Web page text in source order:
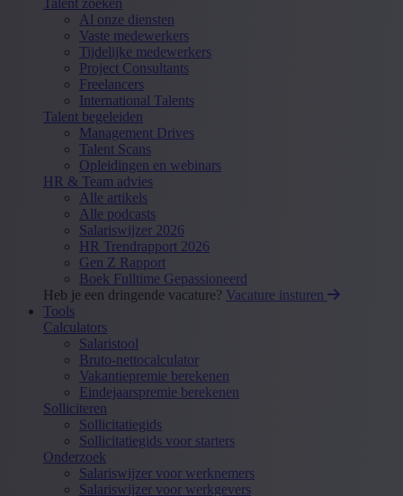
Al onze diensten
Vaste medewerkers
Tijdelijke medewerkers
Project Consultants
Freelancers
International Talents
Talent begeleiden
Management Drives
Talent Scans
Opleidingen en webinars
HR & Team advies
Alle artikels
Alle podcasts
Salariswijzer 2026
HR Trendrapport 2026
Gen Z Rapport
Boek Fulltime Gepassioneerd
Heb je een dringende vacature? Vacature insturen
Tools
Calculators
Salaristool
Bruto-nettocalculator
Vakantiepremie berekenen
Eindejaarspremie berekenen
Solliciteren
Sollicitatiegids
Sollicitatiegids voor starters
Onderzoek
Salariswijzer voor werknemers
Salariswijzer voor werkgevers